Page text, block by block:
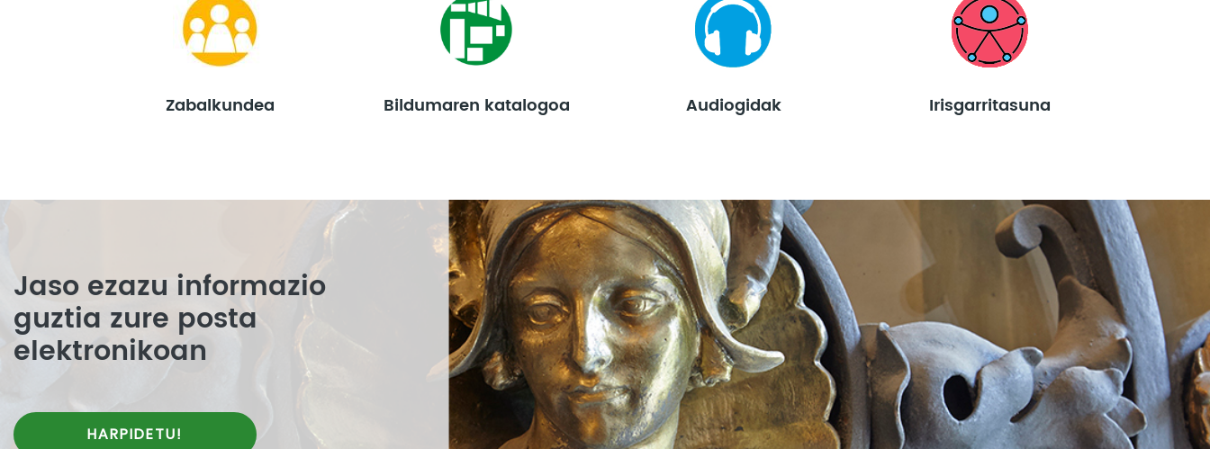
Zabalkundea Bildumaren katalogoa Audiogidak Irisgarritasuna
Jaso ezazu informazio
guztia zure posta
elektronikoan
HARPIDETU!